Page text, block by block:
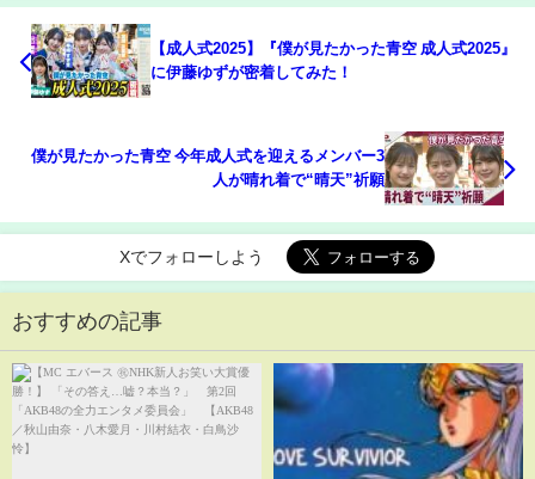
【成人式2025】『僕が見たかった青空 成人式2025』
に伊藤ゆずが密着してみた！
僕が見たかった青空 今年成人式を迎えるメンバー3
人が晴れ着で“晴天”祈願
Xでフォローしよう
おすすめの記事